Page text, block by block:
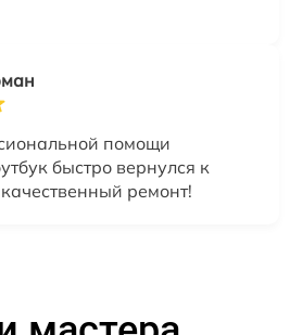
помощи
быстро вернулся к
ремонт!